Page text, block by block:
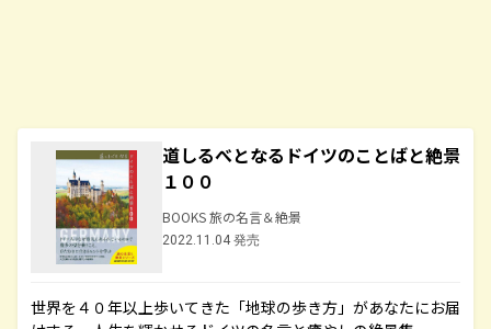
道しるべとなるドイツのことばと絶景
１００
BOOKS 旅の名言＆絶景
2022.11.04 発売
世界を４０年以上歩いてきた「地球の歩き方」があなたにお届